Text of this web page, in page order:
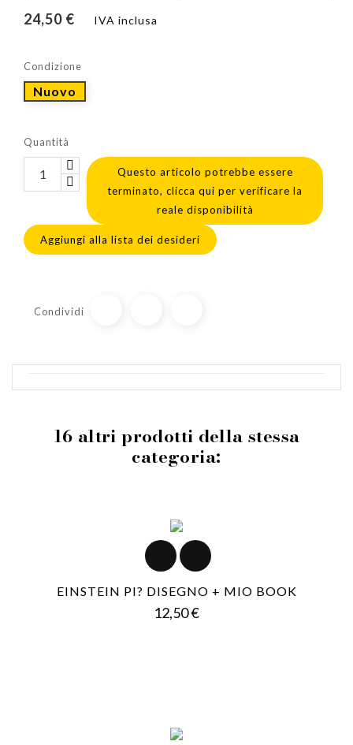
24,50 € IVA inclusa
Condizione
Nuovo
Quantità
Questo articolo potrebbe essere
terminato, clicca qui per verificare la
reale disponibilità
Aggiungi alla lista dei desideri
Condividi
16 altri prodotti della stessa
categoria:
EINSTEIN PI? DISEGNO + MIO BOOK
12,50 €Prezzo